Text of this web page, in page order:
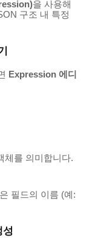
을 사용해
구조 내 특정
Expression 에디
체를 의미합니다.
필드의 이름 (예:
성